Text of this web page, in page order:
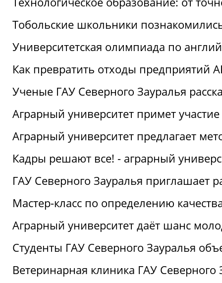
Тобольские школьники
Университетская олимпиада по
Как превратить отходы предприятий
Ученые ГАУ Северного Зауралья
Аграрный университет примет
Аграрный университет предлагает
Кадры решают все! - аграрный
ГАУ Северного Зауралья приглашает
Мастер-класс по определению
Аграрный университет даёт шанс
Студенты ГАУ Северного Зауралья
Ветеринарная клиника ГАУ Северного